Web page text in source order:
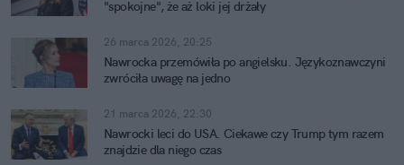
"spokojne", że aż loki jej drżały
26 marca 2026, 20:25
Nawrocka przemówiła po angielsku. Językoznawczyni
zwróciła uwagę na jedno
21 marca 2026, 22:30
Nawrocki leci do USA. Ciekawe czy Trump tym razem
znajdzie dla niego czas